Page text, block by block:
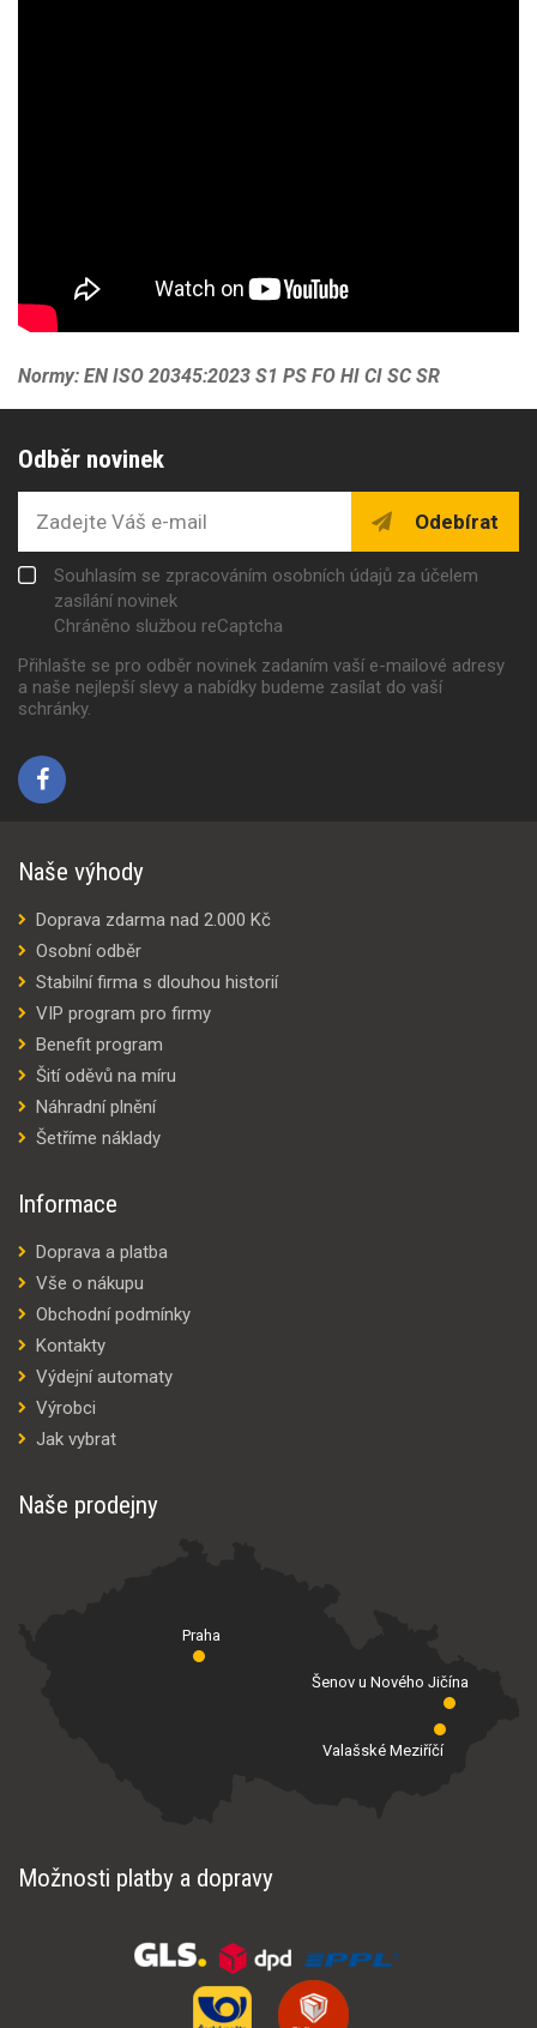
Normy: EN ISO 20345:2023 S1 PS FO HI CI SC SR
Odběr novinek
Odebírat
Souhlasím se zpracováním osobních údajů za účelem
zasílání novinek
Chráněno službou reCaptcha
Přihlašte se pro odběr novinek zadaním vaší e-mailové adresy
a naše nejlepší slevy a nabídky budeme zasílat do vaší
schránky.
Naše výhody
Doprava zdarma nad 2.000 Kč
Osobní odběr
Stabilní firma s dlouhou historií
VIP program pro firmy
Benefit program
Šití oděvů na míru
Náhradní plnění
Šetříme náklady
Informace
Doprava a platba
Vše o nákupu
Obchodní podmínky
Kontakty
Výdejní automaty
Výrobci
Jak vybrat
Naše prodejny
Praha
Valašské Meziříčí
Šenov u Nového Jičína
Možnosti platby a dopravy